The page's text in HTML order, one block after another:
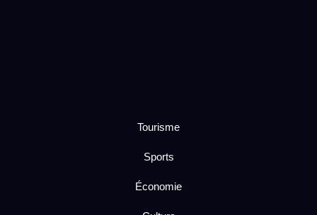
Tourisme
Sports
Économie